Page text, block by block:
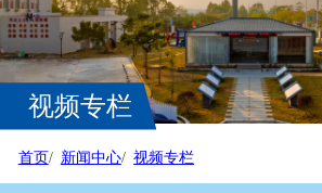
视频专栏
首页 新闻中心 视频专栏